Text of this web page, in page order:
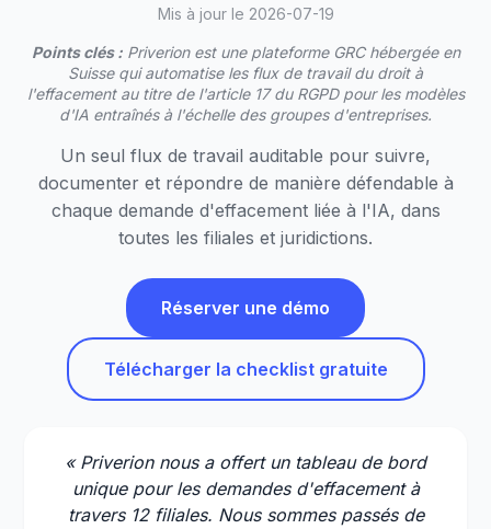
Mis à jour le 2026-07-19
Points clés :Priverion est une plateforme GRC hébergée en
Suisse qui automatise les flux de travail du droit à
l'effacement au titre de l'article 17 du RGPD pour les modèles
d'IA entraînés à l'échelle des groupes d'entreprises.
Un seul flux de travail auditable pour suivre,
documenter et répondre de manière défendable à
chaque demande d'effacement liée à l'IA, dans
toutes les filiales et juridictions.
Réserver une démo
Télécharger la checklist gratuite
« Priverion nous a offert un tableau de bord
unique pour les demandes d'effacement à
travers 12 filiales. Nous sommes passés de